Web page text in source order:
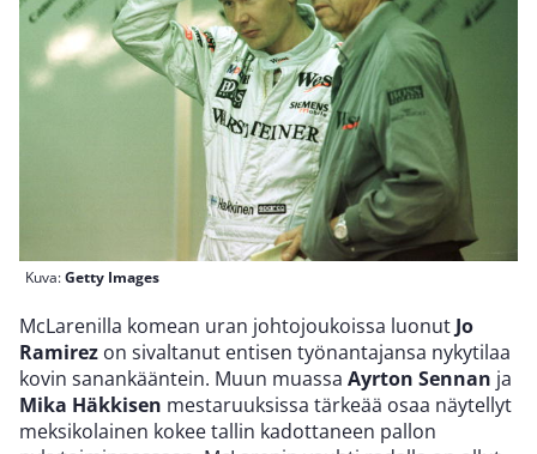
Kuva:Getty Images
McLarenilla komean uran johtojoukoissa luonut Jo
Ramirez on sivaltanut entisen työnantajansa nykytilaa
kovin sanankääntein. Muun muassa Ayrton Sennan ja
Mika Häkkisen mestaruuksissa tärkeää osaa näytellyt
meksikolainen kokee tallin kadottaneen pallon